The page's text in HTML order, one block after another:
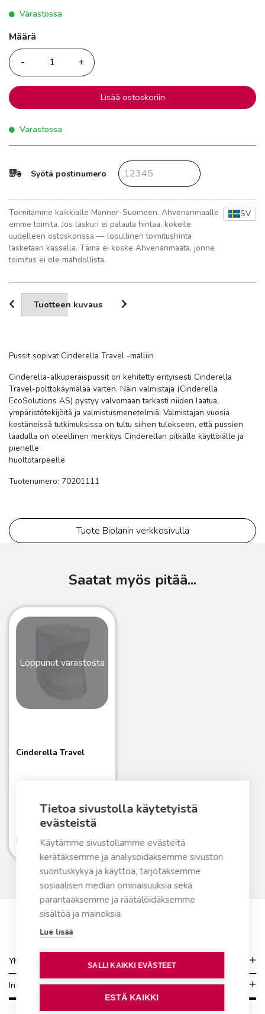
Varastossa
Määrä
Määrä
Lisää ostoskoriin
Varastossa
Syötä postinumero
Toimitamme kaikkialle Manner-Suomeen. Ahvenanmaalle
emme toimita. Jos laskuri ei palauta hintaa, kokeile
uudelleen ostoskorissa — lopullinen toimitushinta
lasketaan kassalla. Tämä ei koske Ahvenanmaata, jonne
toimitus ei ole mahdollista.
SV
Tuotteen kuvaus
Pussit sopivat Cinderella Travel -malliin
Cinderella-alkuperäispussit on kehitetty erityisesti Cinderella
Travel-polttokäymälää varten. Näin valmistaja (Cinderella
EcoSolutions AS) pystyy valvomaan tarkasti niiden laatua,
ympäristötekijöitä ja valmistusmenetelmiä. Valmistajan vuosia
kestäneissä tutkimuksissa on tultu siihen tulokseen, että pussien
laadulla on oleellinen merkitys Cinderellan pitkälle käyttöiälle ja
pienelle
huoltotarpeelle.
Tuotenumero: 70201111
Tuote Biolanin verkkosivulla
Saatat myös pitää...
Loppunut varastosta
Cinderella Travel
5490,00€
Lue lisää
Yhteydenotto
Info
Tietoa sivustolla käytetyistä
evästeistä
Käytämme sivustollamme evästeitä
kerätäksemme ja analysoidaksemme sivuston
suorituskykyä ja käyttöä, tarjotaksemme
sosiaalisen median ominaisuuksia sekä
parantaaksemme ja räätälöidäksemme
sisältöä ja mainoksia.
Lue lisää
SALLI KAIKKI EVÄSTEET
ESTÄ KAIKKI